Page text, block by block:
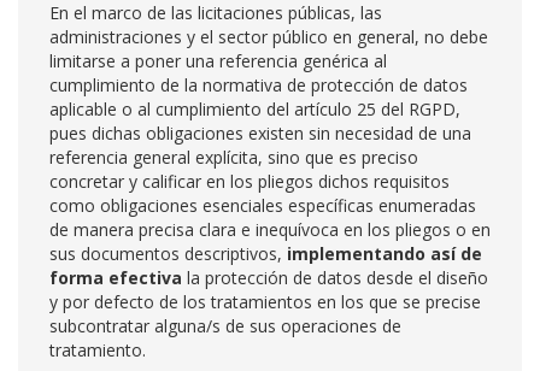
En el marco de las licitaciones públicas, las
administraciones y el sector público en general, no debe
limitarse a poner una referencia genérica al
cumplimiento de la normativa de protección de datos
aplicable o al cumplimiento del artículo 25 del RGPD,
pues dichas obligaciones existen sin necesidad de una
referencia general explícita, sino que es preciso
concretar y calificar en los pliegos dichos requisitos
como obligaciones esenciales específicas enumeradas
de manera precisa clara e inequívoca en los pliegos o en
sus documentos descriptivos, implementando así de
forma efectiva la protección de datos desde el diseño
y por defecto de los tratamientos en los que se precise
subcontratar alguna/s de sus operaciones de
tratamiento.